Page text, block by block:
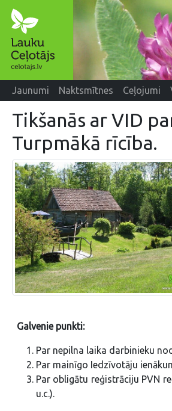
Jaunumi Naktsmītnes Ceļojumi
Tikšanās ar VID
Turpmākā rīcība.
Galvenie punkti:
Par nepilna laika darbinieku
Par mainīgo Iedzīvotāju
Par obligātu reģistrāciju PVN
u.c.).